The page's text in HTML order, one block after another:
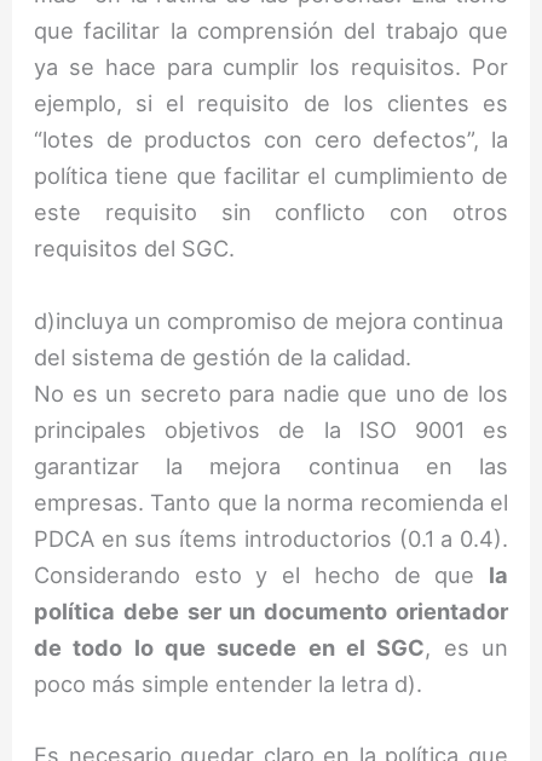
que facilitar la comprensión del trabajo que
ya se hace para cumplir los requisitos. Por
ejemplo, si el requisito de los clientes es
“lotes de productos con cero defectos”, la
política tiene que facilitar el cumplimiento de
este requisito sin conflicto con otros
requisitos del SGC.
d)incluya un compromiso de mejora continua
del sistema de gestión de la calidad.
No es un secreto para nadie que uno de los
principales objetivos de la ISO 9001 es
garantizar la mejora continua en las
empresas. Tanto que la norma recomienda el
PDCA en sus ítems introductorios (0.1 a 0.4).
Considerando esto y el hecho de que la
política debe ser un documento orientador
de todo lo que sucede en el SGC, es un
poco más simple entender la letra d).
Es necesario quedar claro en la política que